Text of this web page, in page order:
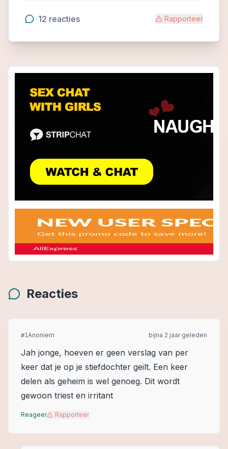
12 reacties Rapporteer
Reacties
#1Anoniem bijna 2 jaar geleden
Jah jonge, hoeven er geen verslag van per
keer dat je op je stiefdochter geilt. Een keer
delen als geheim is wel genoeg. Dit wordt
gewoon triest en irritant
Reageer Rapporteer